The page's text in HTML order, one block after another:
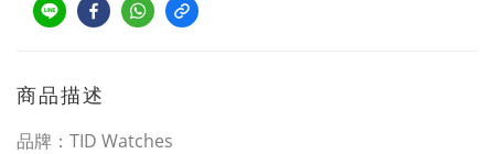
商品描述
品牌：TID Watches